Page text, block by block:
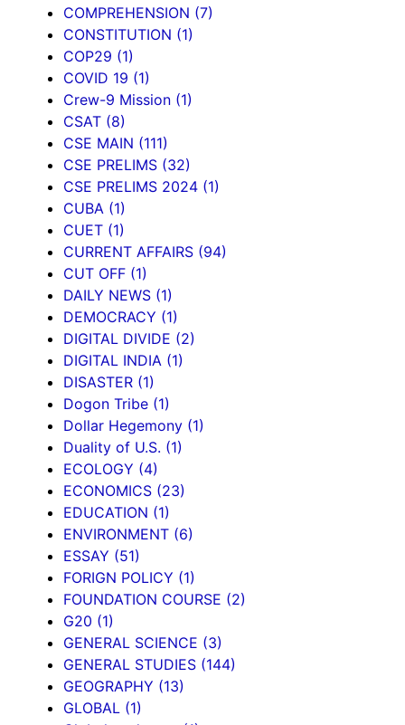
COMPREHENSION (7)
CONSTITUTION (1)
COP29 (1)
COVID 19 (1)
Crew-9 Mission (1)
CSAT (8)
CSE MAIN (111)
CSE PRELIMS (32)
CSE PRELIMS 2024 (1)
CUBA (1)
CUET (1)
CURRENT AFFAIRS (94)
CUT OFF (1)
DAILY NEWS (1)
DEMOCRACY (1)
DIGITAL DIVIDE (2)
DIGITAL INDIA (1)
DISASTER (1)
Dogon Tribe (1)
Dollar Hegemony (1)
Duality of U.S. (1)
ECOLOGY (4)
ECONOMICS (23)
EDUCATION (1)
ENVIRONMENT (6)
ESSAY (51)
FORIGN POLICY (1)
FOUNDATION COURSE (2)
G20 (1)
GENERAL SCIENCE (3)
GENERAL STUDIES (144)
GEOGRAPHY (13)
GLOBAL (1)